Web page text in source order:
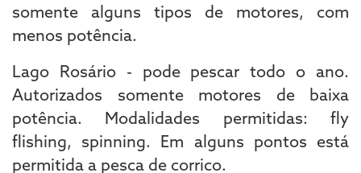
somente alguns tipos de motores, com
menos potência.
Lago Rosário - pode pescar todo o ano.
Autorizados somente motores de baixa
potência. Modalidades permitidas: fly
flishing, spinning. Em alguns pontos está
permitida a pesca de corrico.